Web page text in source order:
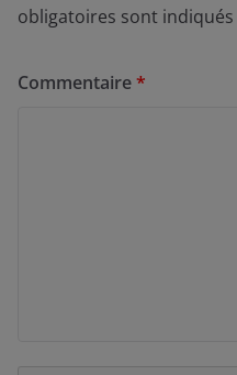
obligatoires sont indiqués
Commentaire*